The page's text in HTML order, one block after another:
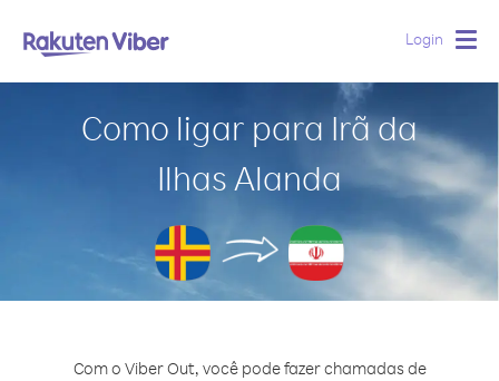
Login
Como ligar para Irã da
Ilhas Alanda
Com o Viber Out, você pode fazer chamadas de